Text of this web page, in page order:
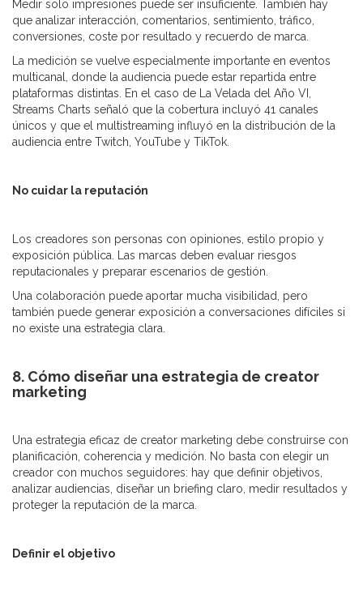
Medir solo impresiones puede ser insuficiente. También hay
que analizar interacción, comentarios, sentimiento, tráfico,
conversiones, coste por resultado y recuerdo de marca.
La medición se vuelve especialmente importante en eventos
multicanal, donde la audiencia puede estar repartida entre
plataformas distintas. En el caso de La Velada del Año VI,
Streams Charts señaló que la cobertura incluyó 41 canales
únicos y que el multistreaming influyó en la distribución de la
audiencia entre Twitch, YouTube y TikTok.
No cuidar la reputación
Los creadores son personas con opiniones, estilo propio y
exposición pública. Las marcas deben evaluar riesgos
reputacionales y preparar escenarios de gestión.
Una colaboración puede aportar mucha visibilidad, pero
también puede generar exposición a conversaciones difíciles si
no existe una estrategia clara.
8. Cómo diseñar una estrategia de creator
marketing
Una estrategia eficaz de creator marketing debe construirse con
planificación, coherencia y medición. No basta con elegir un
creador con muchos seguidores: hay que definir objetivos,
analizar audiencias, diseñar un briefing claro, medir resultados y
proteger la reputación de la marca.
Definir el objetivo